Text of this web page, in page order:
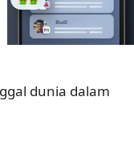
dunia dalam